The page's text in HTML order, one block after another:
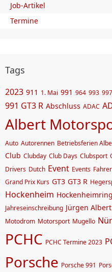
Job-Artikel
Termine
Tags
2023 911 1. Mai 991 964 993 997
991 GT3 R Abschluss ADAC
Albert
Auto Autorennen Betriebsferien
Club Clubday Club Days Clubsport
Drivers Dutch Event Events
Grand Prix Kurs GT3 GT3 R
Hockenheim Hockenheimring
Jahreseinschreibung Jürgen Albert
Motodrom Motorsport Mugello
PCHC PCHC Termine 2023
Porsche Porsche 991